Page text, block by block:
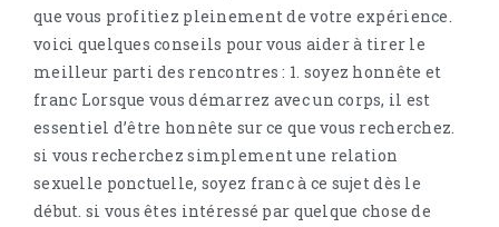
que vous profitiez pleinement de votre expérience.
voici quelques conseils pour vous aider à tirer le
meilleur parti des rencontres : 1. soyez honnête et
franc Lorsque vous démarrez avec un corps, il est
essentiel d’être honnête sur ce que vous recherchez.
si vous recherchez simplement une relation
sexuelle ponctuelle, soyez franc à ce sujet dès le
début. si vous êtes intéressé par quelque chose de